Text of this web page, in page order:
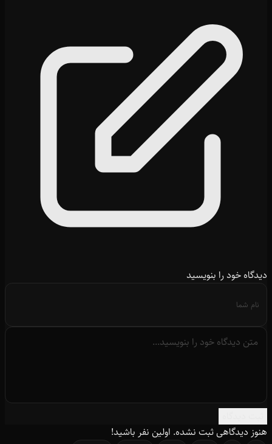
دیدگاه خود را بنویسید
هنوز دیدگاهی ثبت نشده. اولین نفر باشید!